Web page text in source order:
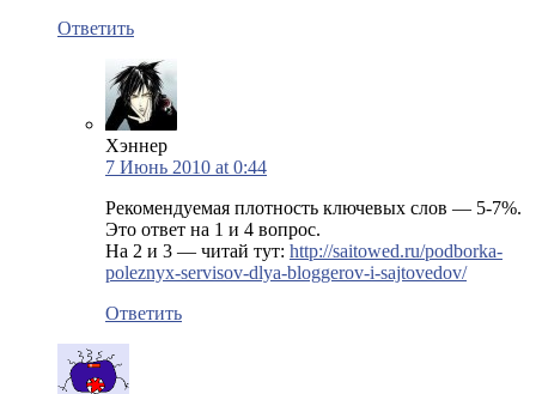
Ответить
Хэннер
7 Июнь 2010 at 0:44
Рекомендуемая плотность ключевых слов — 5-7%.
Это ответ на 1 и 4 вопрос.
На 2 и 3 — читай тут: http://saitowed.ru/podborka-
poleznyx-servisov-dlya-bloggerov-i-sajtovedov/
Ответить